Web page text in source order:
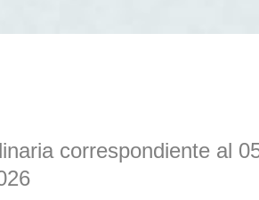
correspondiente al